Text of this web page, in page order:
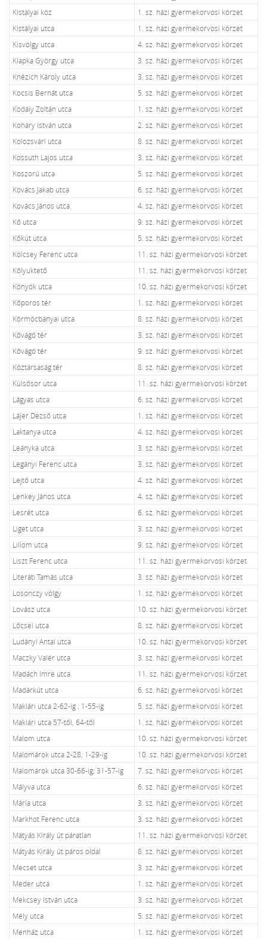
Kistályai köz
1. sz. házi gyermekorvosi körzet
Kistályai utca
1. sz. házi gyermekorvosi körzet
Kisvölgy utca
4. sz. házi gyermekorvosi körzet
Klapka György utca
3. sz. házi gyermekorvosi körzet
Knézich Károly utca
3. sz. házi gyermekorvosi körzet
Kocsis Bernát utca
5. sz. házi gyermekorvosi körzet
Kodály Zoltán utca
1. sz. házi gyermekorvosi körzet
Koháry István utca
2. sz. házi gyermekorvosi körzet
Kolozsvári utca
8. sz. házi gyermekorvosi körzet
Kossuth Lajos utca
3. sz. házi gyermekorvosi körzet
Koszorú utca
5. sz. házi gyermekorvosi körzet
Kovács Jakab utca
6. sz. házi gyermekorvosi körzet
Kovács János utca
4. sz. házi gyermekorvosi körzet
Kő utca
9. sz. házi gyermekorvosi körzet
Kőkút utca
5. sz. házi gyermekorvosi körzet
Kölcsey Ferenc utca
11. sz. házi gyermekorvosi körzet
Kőlyuktető
11. sz. házi gyermekorvosi körzet
Könyök utca
10. sz. házi gyermekorvosi körzet
Kőporos tér
1. sz. házi gyermekorvosi körzet
Körmöcbányai utca
8. sz. házi gyermekorvosi körzet
Kővágó tér
3. sz. házi gyermekorvosi körzet
Kővágó tér
9. sz. házi gyermekorvosi körzet
Köztársaság tér
8. sz. házi gyermekorvosi körzet
Külsősor utca
11. sz. házi gyermekorvosi körzet
Lágyas utca
6. sz. házi gyermekorvosi körzet
Lájer Dezső utca
1. sz. házi gyermekorvosi körzet
Laktanya utca
4. sz. házi gyermekorvosi körzet
Leányka utca
3. sz. házi gyermekorvosi körzet
Legányi Ferenc utca
3. sz. házi gyermekorvosi körzet
Lejtő utca
4. sz. házi gyermekorvosi körzet
Lenkey János utca
4. sz. házi gyermekorvosi körzet
Lesrét utca
6. sz. házi gyermekorvosi körzet
Liget utca
3. sz. házi gyermekorvosi körzet
Liliom utca
9. sz. házi gyermekorvosi körzet
Liszt Ferenc utca
11. sz. házi gyermekorvosi körzet
Literáti Tamás utca
3. sz. házi gyermekorvosi körzet
Losonczy völgy
1. sz. házi gyermekorvosi körzet
Lovász utca
10. sz. házi gyermekorvosi körzet
Lőcsei utca
8. sz. házi gyermekorvosi körzet
Ludányi Antal utca
10. sz. házi gyermekorvosi körzet
Maczky Valér utca
3. sz. házi gyermekorvosi körzet
Madách Imre utca
11. sz. házi gyermekorvosi körzet
Madárkút utca
6. sz. házi gyermekorvosi körzet
Maklári utca 2-62-ig ; 1-55-ig
5. sz. házi gyermekorvosi körzet
Maklári utca 57-től, 64-től
1. sz. házi gyermekorvosi körzet
Malom utca
10. sz. házi gyermekorvosi körzet
Malomárok utca 2-28; 1-29-ig
10. sz. házi gyermekorvosi körzet
Malomárok utca 30-66-ig; 31-57-ig
7. sz. házi gyermekorvosi körzet
Mályva utca
6. sz. házi gyermekorvosi körzet
Mária utca
3. sz. házi gyermekorvosi körzet
Markhot Ferenc utca
3. sz. házi gyermekorvosi körzet
Mátyás Király út páratlan
11. sz. házi gyermekorvosi körzet
Mátyás Király út páros oldal
8. sz. házi gyermekorvosi körzet
Mecset utca
3. sz. házi gyermekorvosi körzet
Meder utca
1. sz. házi gyermekorvosi körzet
Mekcsey István utca
3. sz. házi gyermekorvosi körzet
Mély utca
5. sz. házi gyermekorvosi körzet
Menház utca
1. sz. házi gyermekorvosi körzet